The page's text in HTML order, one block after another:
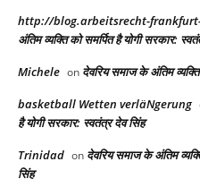
http://blog.arbeitsrecht-
अंतिम व्यक्ति को समर्पित है योगी सरकार:
Michele on देवरिय समाज के अंतिम
basketball Wetten verläNgerung
है योगी सरकार: स्वतंत्र देव सिंह
Trinidad on देवरिय समाज के अंतिम
सिंह